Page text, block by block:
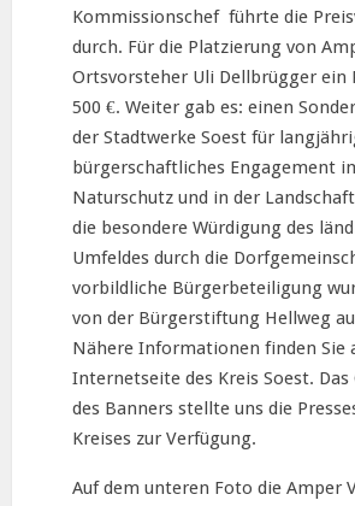
Kommissionschef führte die
durch. Für die Platzierung von
Ortsvorsteher Uli Dellbrügger ein
500 €. Weiter gab es: einen
der Stadtwerke Soest für
bürgerschaftliches Engagement
Naturschutz und in der
die besondere Würdigung des
Umfeldes durch die
vorbildliche Bürgerbeteiligung
von der Bürgerstiftung Hellweg
Nähere Informationen finden Sie
Internetseite des Kreis Soest.
des Banners stellte uns die
Kreises zur Verfügung.
Auf dem unteren Foto die Amper